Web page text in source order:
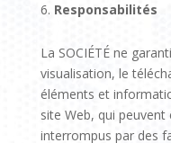
Responsabilités
La SOCIÉTÉ ne
visualisation, le
éléments et
site Web, qui
interrompus par des